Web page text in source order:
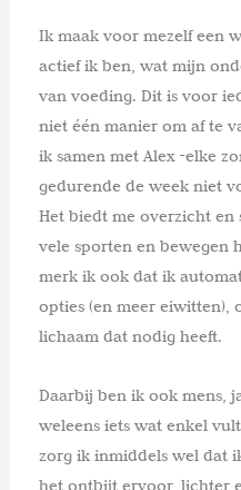
Ik maak voor mezelf een
actief ik ben, wat mijn
van voeding. Dit is voor
niet één manier om af te
ik samen met Alex -elke
gedurende de week niet
Het biedt me overzicht
vele sporten en bewegen
merk ik ook dat ik
opties (en meer eiwitten),
lichaam dat nodig heeft.
Daarbij ben ik ook mens,
weleens iets wat enkel
zorg ik inmiddels wel dat
het ontbijt ervoor, lichter